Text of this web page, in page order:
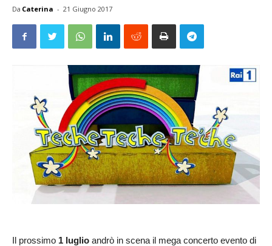
Da Caterina - 21 Giugno 2017
Il prossimo 1 luglio andrò in scena il mega concerto evento di